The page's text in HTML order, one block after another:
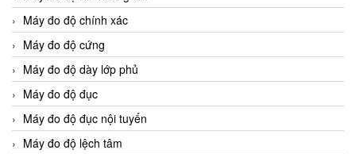
Máy đo độ chính xác
Máy đo độ cứng
Máy đo độ dày lớp phủ
Máy đo độ đục
Máy đo độ đục nội tuyến
Máy đo độ lệch tâm